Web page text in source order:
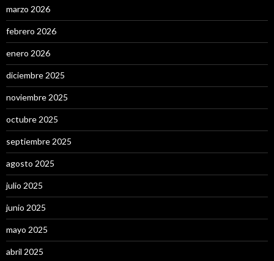
marzo 2026
febrero 2026
enero 2026
diciembre 2025
noviembre 2025
octubre 2025
septiembre 2025
agosto 2025
julio 2025
junio 2025
mayo 2025
abril 2025